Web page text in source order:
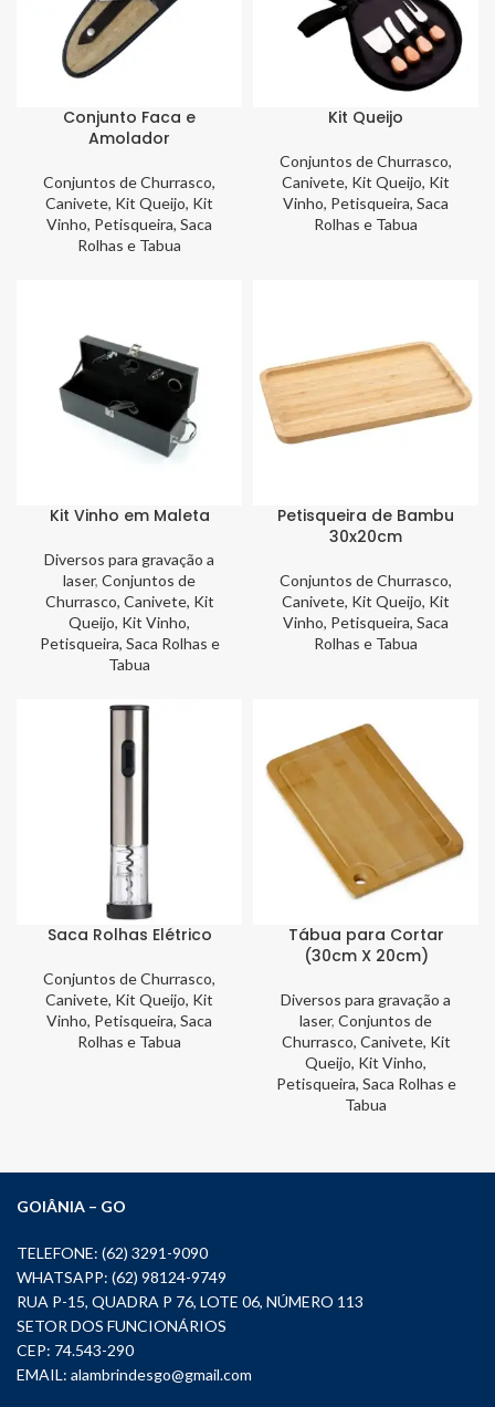
Conjunto Faca e
Amolador
Conjuntos de Churrasco,
Canivete, Kit Queijo, Kit
Vinho, Petisqueira, Saca
Rolhas e Tabua
Kit Queijo
Conjuntos de Churrasco,
Canivete, Kit Queijo, Kit
Vinho, Petisqueira, Saca
Rolhas e Tabua
Kit Vinho em Maleta
Diversos para gravação a
laser, Conjuntos de
Churrasco, Canivete, Kit
Queijo, Kit Vinho,
Petisqueira, Saca Rolhas e
Tabua
Petisqueira de Bambu
30x20cm
Conjuntos de Churrasco,
Canivete, Kit Queijo, Kit
Vinho, Petisqueira, Saca
Rolhas e Tabua
Saca Rolhas Elétrico
Conjuntos de Churrasco,
Canivete, Kit Queijo, Kit
Vinho, Petisqueira, Saca
Rolhas e Tabua
Tábua para Cortar
(30cm X 20cm)
Diversos para gravação a
laser, Conjuntos de
Churrasco, Canivete, Kit
Queijo, Kit Vinho,
Petisqueira, Saca Rolhas e
Tabua
GOIÂNIA – GO
TELEFONE: (62) 3291-9090
WHATSAPP: (62) 98124-9749
RUA P-15, QUADRA P 76, LOTE 06, NÚMERO 113
SETOR DOS FUNCIONÁRIOS
CEP: 74.543-290
EMAIL: alambrindesgo@gmail.com